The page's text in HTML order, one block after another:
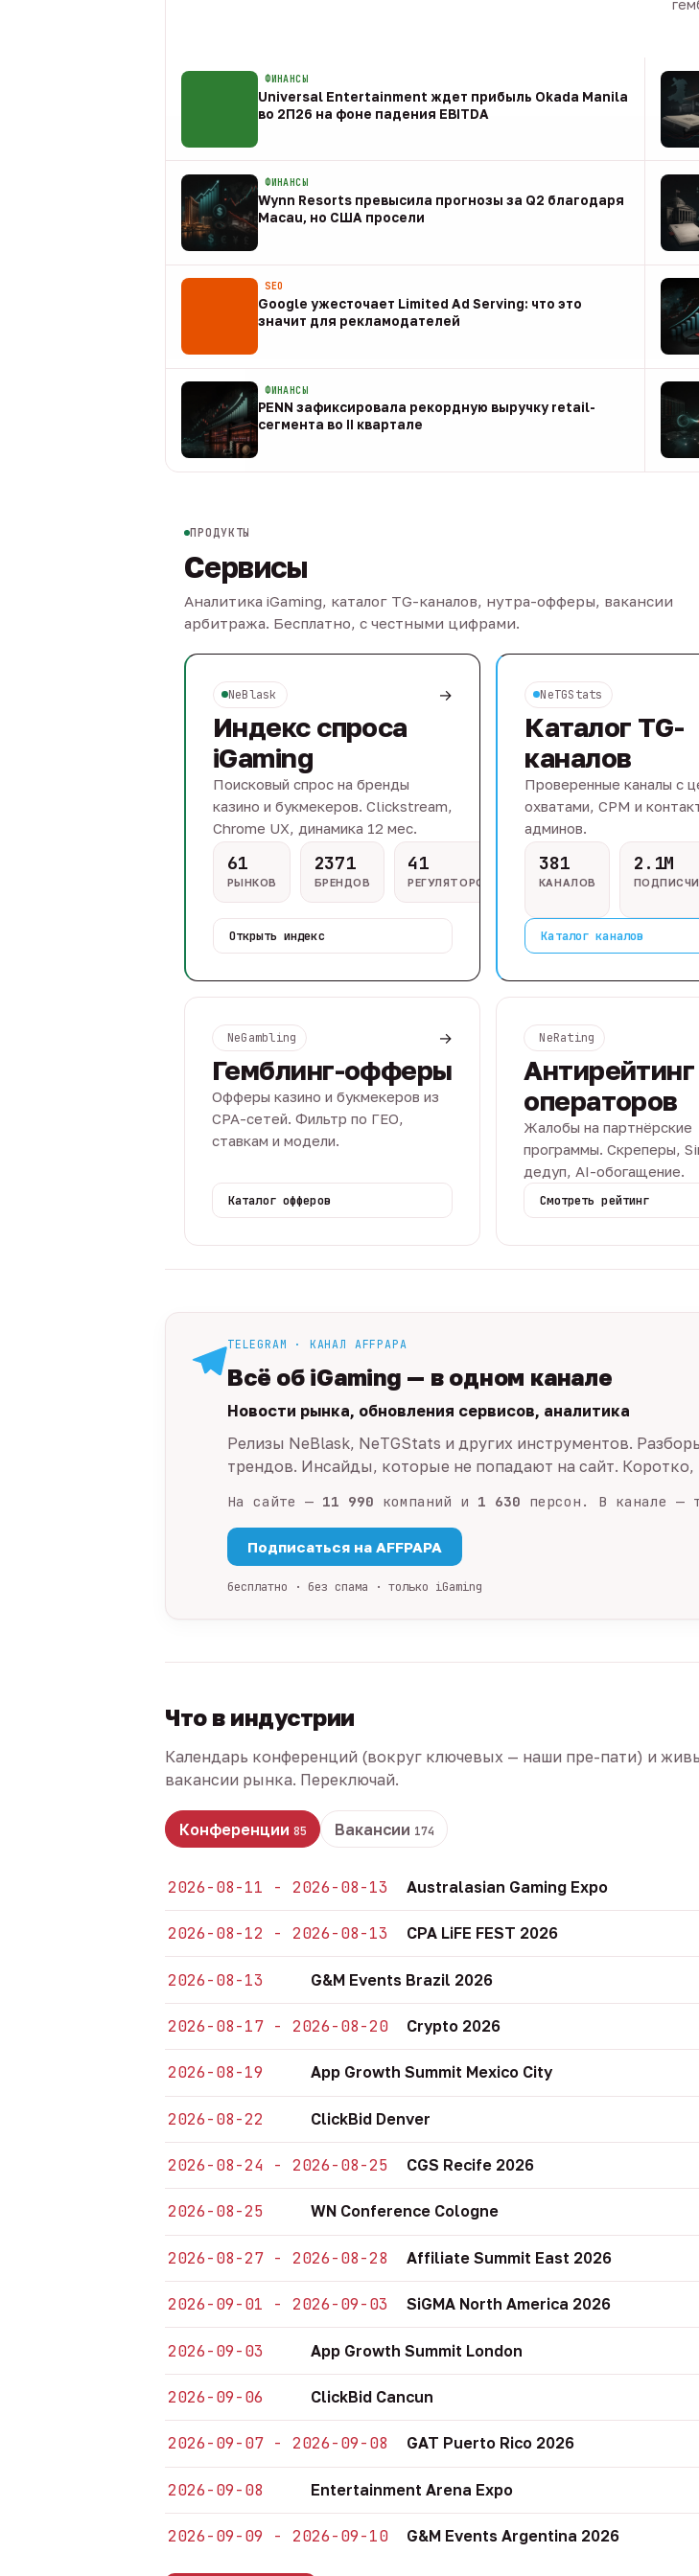
ФИНАНСЫ
Universal Entertainment ждет прибыль Okada Manila
во 2П26 на фоне падения EBITDA
ФИНАНСЫ
Wynn Resorts превысила прогнозы за Q2 благодаря
Macau, но США просели
SEO
Google ужесточает Limited Ad Serving: что это
значит для рекламодателей
ФИНАНСЫ
PENN зафиксировала рекордную выручку retail-
сегмента во II квартале
ПРОДУКТЫ
Сервисы
Аналитика iGaming, каталог TG-каналов, нутра-офферы, вакансии
арбитража. Бесплатно, с честными цифрами.
NeBlask →
Индекс спроса
iGaming
Поисковый спрос на бренды
казино и букмекеров. Clickstream,
Chrome UX, динамика 12 мес.
61
РЫНКОВ
2371
БРЕНДОВ
41
РЕГУЛЯТОРОВ
Открыть индекс
NeTGStats
Каталог TG-
каналов
Проверенные каналы с
охватами, CPM и
админов.
381
КАНАЛОВ
2.1M
Каталог каналов
NeGambling →
Гемблинг-офферы
Офферы казино и букмекеров из
CPA-сетей. Фильтр по ГЕО,
ставкам и модели.
Каталог офферов
NeRating
Антирейтинг
операторов
Жалобы на партнёрские
программы. Скреперы,
дедуп, AI-обогащение.
Смотреть рейтинг
TELEGRAM · КАНАЛ AFFPAPA
Всё об iGaming — в одном канале
Новости рынка, обновления сервисов, аналитика
Релизы NeBlask, NeTGStats и других инструментов.
трендов. Инсайды, которые не попадают на сайт. Коротко,
На сайте — 11 990 компаний и 1 630 персон. В канале —
Подписаться на AFFPAPA
бесплатно · без спама · только iGaming
Что в индустрии
Календарь конференций (вокруг ключевых — наши пре-пати) и
вакансии рынка. Переключай.
Конференции 85 Вакансии 174
2026-08-11 - 2026-08-13 Australasian Gaming Expo
2026-08-12 - 2026-08-13 CPA LiFE FEST 2026
2026-08-13 G&M Events Brazil 2026
2026-08-17 - 2026-08-20 Crypto 2026
2026-08-19 App Growth Summit Mexico City
2026-08-22 ClickBid Denver
2026-08-24 - 2026-08-25 CGS Recife 2026
2026-08-25 WN Conference Cologne
2026-08-27 - 2026-08-28 Affiliate Summit East 2026
2026-09-01 - 2026-09-03 SiGMA North America 2026
2026-09-03 App Growth Summit London
2026-09-06 ClickBid Cancun
2026-09-07 - 2026-09-08 GAT Puerto Rico 2026
2026-09-08 Entertainment Arena Expo
2026-09-09 - 2026-09-10 G&M Events Argentina 2026